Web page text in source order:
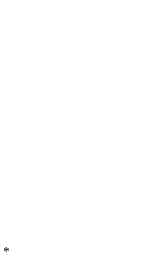
*